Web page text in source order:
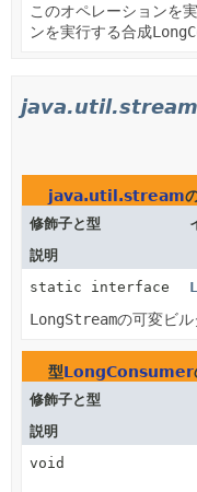
このオペレーションを
ンを実行する合成
java.util.stream
java.util.stream
修飾子と型
説明
static interface
LongStreamの可変ビル
型LongConsumer
修飾子と型
説明
void